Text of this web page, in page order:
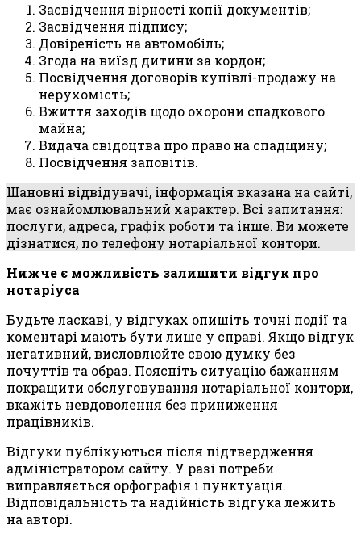
Засвідчення вірності копії документів;
Засвідчення підпису;
Довіреність на автомобіль;
Згода на виїзд дитини за кордон;
Посвідчення договорів купівлі-продажу на
нерухомість;
Вжиття заходів щодо охорони спадкового
майна;
Видача свідоцтва про право на спадщину;
Посвідчення заповітів.
Шановні відвідувачі, інформація вказана на сайті,
має ознайомлювальний характер. Всі запитання:
послуги, адреса, графік роботи та інше. Ви можете
дізнатися, по телефону нотаріальної контори.
Нижче є можливість залишити відгук про
нотаріуса
Будьте ласкаві, у відгуках опишіть точні події та
коментарі мають бути лише у справі. Якщо відгук
негативний, висловлюйте свою думку без
почуттів та образ. Поясніть ситуацію бажанням
покращити обслуговування нотаріальної контори,
вкажіть невдоволення без приниження
працівників.
Відгуки публікуються після підтвердження
адміністратором сайту. У разі потреби
виправляється орфографія і пунктуація.
Відповідальність та надійність відгука лежить
на авторі.